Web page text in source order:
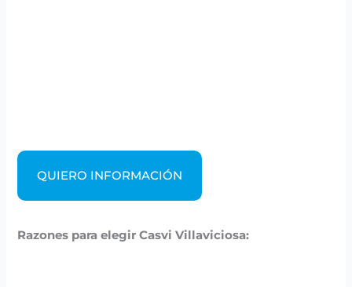
QUIERO INFORMACIÓN
Razones para elegir Casvi Villaviciosa: